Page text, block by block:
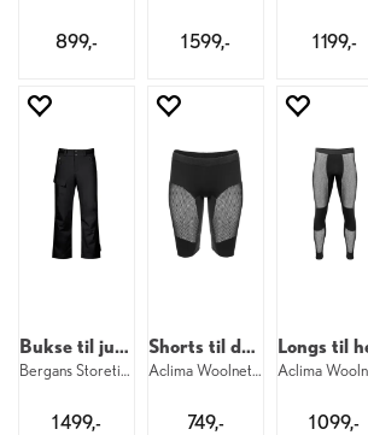
899,- 1 599,- 1 199,-
Bukse til junior
Bergans Storetind Ins Shell Pants Jr 91
1 499,-
Shorts til dame
Aclima Woolnet Shorts Long W 123
749,- 1 099,-